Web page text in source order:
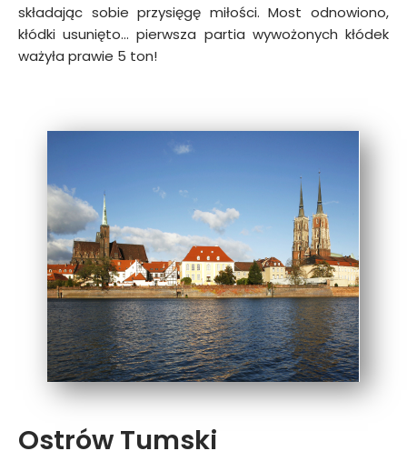
składając sobie przysięgę miłości. Most odnowiono,
kłódki usunięto… pierwsza partia wywożonych kłódek
ważyła prawie 5 ton!
Ostrów Tumski